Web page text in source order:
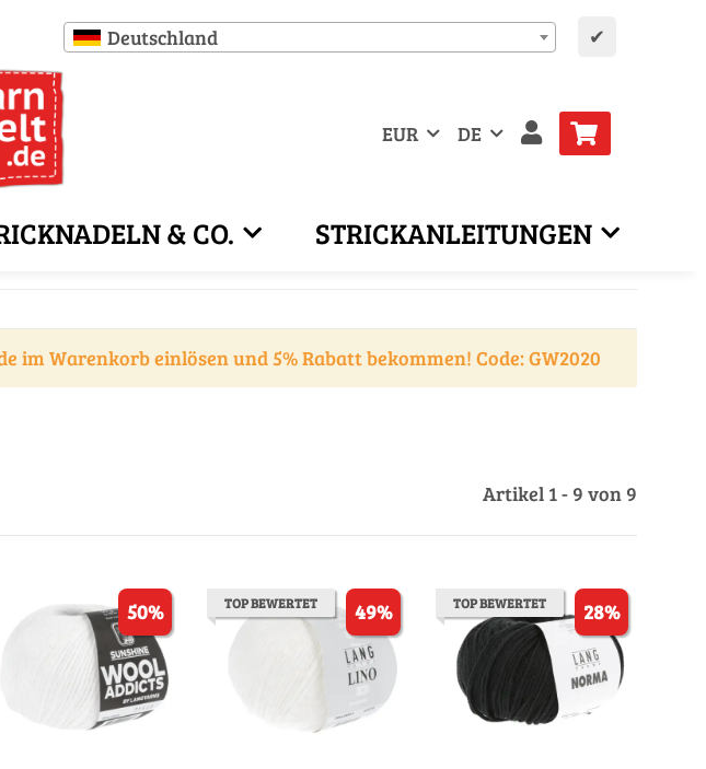
Deutschland ✔
EUR DE
& CO. STRICKANLEITUNGEN
im Warenkorb einlösen und 5% Rabatt bekommen! Code: GW2020
Artikel 1 - 9 von 9
50% 49%
TOP BEWERTET 28%
TOP BEWERTET